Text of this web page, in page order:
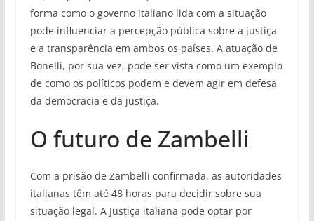
forma como o governo italiano lida com a situação
pode influenciar a percepção pública sobre a justiça
e a transparência em ambos os países. A atuação de
Bonelli, por sua vez, pode ser vista como um exemplo
de como os políticos podem e devem agir em defesa
da democracia e da justiça.
O futuro de Zambelli
Com a prisão de Zambelli confirmada, as autoridades
italianas têm até 48 horas para decidir sobre sua
situação legal. A Justiça italiana pode optar por